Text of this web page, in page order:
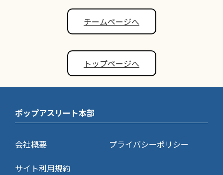
チームページへ
トップページへ
ポップアスリート本部
会社概要
プライバシーポリシー
サイト利用規約